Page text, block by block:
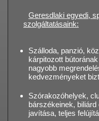
Geresdlaki egyedi,
szolgáltatásaink:
Szálloda, panzió,
kárpitozott
nagyobb
kedvezményeket
Szórakozóhelyek,
bárszékeinek,
javítása, teljes